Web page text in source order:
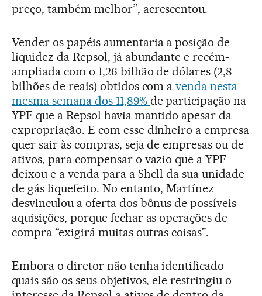
preço, também melhor”, acrescentou.
Vender os papéis aumentaria a posição de
liquidez da Repsol, já abundante e recém-
ampliada com o 1,26 bilhão de dólares (2,8
bilhões de reais) obtidos com avenda nesta
mesma semana dos 11,89% de participação na
YPF que a Repsol havia mantido apesar da
expropriação. E com esse dinheiro a empresa
quer sair às compras, seja de empresas ou de
ativos, para compensar o vazio que a YPF
deixou e a venda para a Shell da sua unidade
de gás liquefeito. No entanto, Martínez
desvinculou a oferta dos bônus de possíveis
aquisições, porque fechar as operações de
compra “exigirá muitas outras coisas”.
Embora o diretor não tenha identificado
quais são os seus objetivos, ele restringiu o